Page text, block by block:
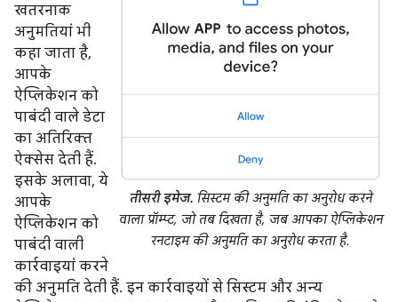
तीसरी इमेज. सिस्टम की अनुमति का अनुरोध करने
वाला प्रॉम्प्ट, जो तब दिखता है, जब आपका ऐप्लिकेशन
रनटाइम की अनुमति का अनुरोध करता है.
खतरनाक
अनुमतियां भी
कहा जाता है,
आपके
ऐप्लिकेशन को
पाबंदी वाले डेटा
का अतिरिक्त
ऐक्सेस देती हैं.
इसके अलावा, ये
आपके
ऐप्लिकेशन को
पाबंदी वाली
कार्रवाइयां करने
की अनुमति देती हैं. इन कार्रवाइयों से सिस्टम और अन्य